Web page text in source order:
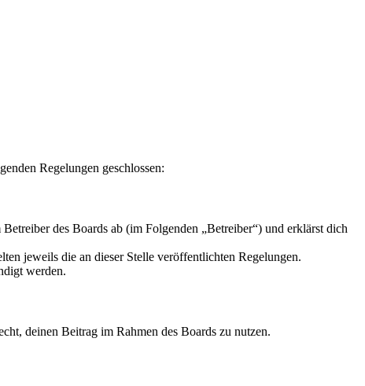
Regelungen geschlossen:
des Boards ab (im Folgenden „Betreiber“) und erklärst dich
jeweils die an dieser Stelle veröffentlichten Regelungen.
werden.
deinen Beitrag im Rahmen des Boards zu nutzen.